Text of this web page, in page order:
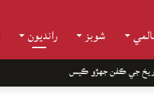
شوبز رانديون
جي ڪفن جھڙو ڪيس